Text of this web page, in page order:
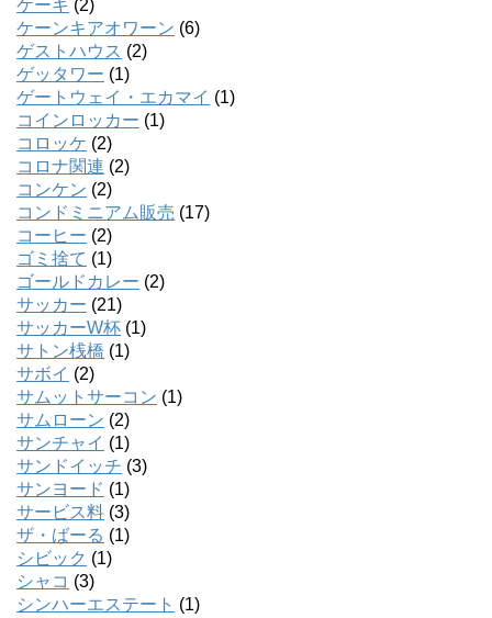
ケーキ (2)
ケーンキアオワーン (6)
ゲストハウス (2)
ゲッタワー (1)
ゲートウェイ・エカマイ (1)
コインロッカー (1)
コロッケ (2)
コロナ関連 (2)
コンケン (2)
コンドミニアム販売 (17)
コーヒー (2)
ゴミ捨て (1)
ゴールドカレー (2)
サッカー (21)
サッカーW杯 (1)
サトン桟橋 (1)
サボイ (2)
サムットサーコン (1)
サムローン (2)
サンチャイ (1)
サンドイッチ (3)
サンヨード (1)
サービス料 (3)
ザ・ばーる (1)
シビック (1)
シャコ (3)
シンハーエステート (1)